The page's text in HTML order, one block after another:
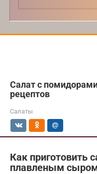
Салат с
рецептов
Салаты
Как приготовить
плавленым